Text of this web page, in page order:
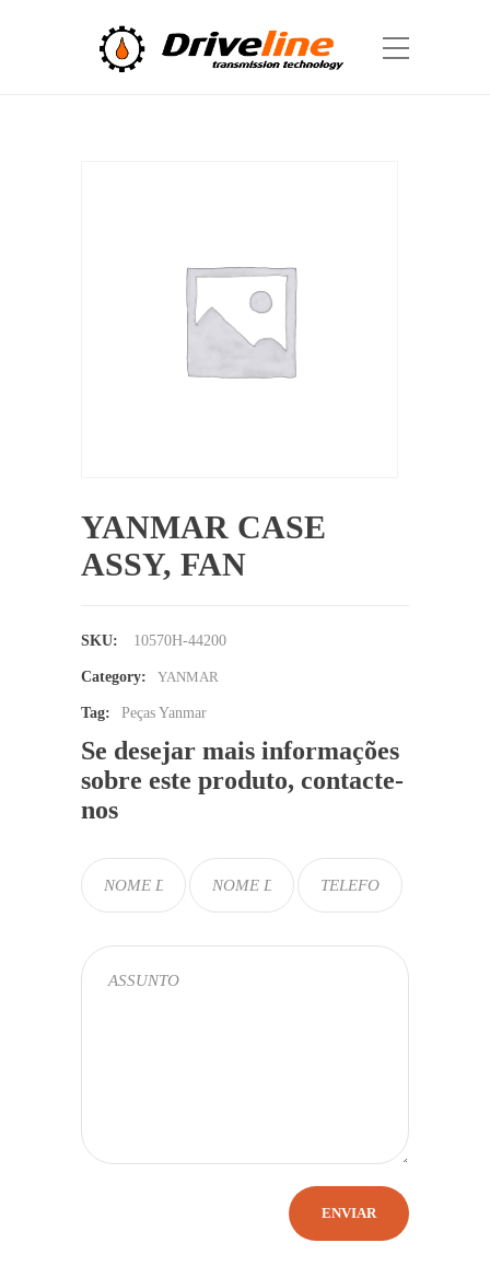
YANMAR CASE
ASSY, FAN
SKU: 10570H-44200
Category: YANMAR
Tag: Peças Yanmar
Se desejar mais informações
sobre este produto, contacte-
nos